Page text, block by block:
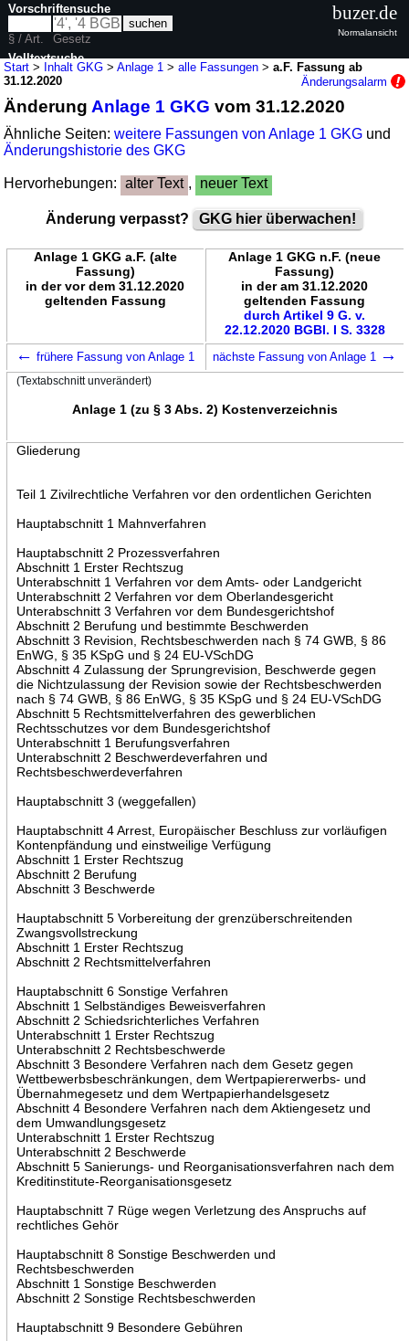
Start > Inhalt GKG >Anlage 1 >alle Fassungen >a.F. Fassung ab
31.12.2020
Änderungsalarm
Änderung Anlage 1 GKG vom 31.12.2020
Ähnliche Seiten:weitere Fassungen von Anlage 1 GKG und
Änderungshistorie des GKG
Hervorhebungen: alter Text , neuer Text
Änderung verpasst? GKG hier überwachen!
Anlage 1 GKG a.F. (alte
Fassung)
in der vor dem 31.12.2020
geltenden Fassung
Anlage 1 GKG n.F. (neue
Fassung)
in der am 31.12.2020
geltenden Fassung
durch Artikel 9 G. v.
22.12.2020 BGBl. I S. 3328
← frühere Fassung von Anlage 1 nächste Fassung von Anlage 1 →
(Textabschnitt unverändert)
Anlage 1 (zu § 3 Abs. 2) Kostenverzeichnis
Gliederung
Teil 1 Zivilrechtliche Verfahren vor den ordentlichen Gerichten
Hauptabschnitt 1 Mahnverfahren
Hauptabschnitt 2 Prozessverfahren
Abschnitt 1 Erster Rechtszug
Unterabschnitt 1 Verfahren vor dem Amts- oder Landgericht
Unterabschnitt 2 Verfahren vor dem Oberlandesgericht
Unterabschnitt 3 Verfahren vor dem Bundesgerichtshof
Abschnitt 2 Berufung und bestimmte Beschwerden
Abschnitt 3 Revision, Rechtsbeschwerden nach § 74 GWB, § 86
EnWG, § 35 KSpG und § 24 EU-VSchDG
Abschnitt 4 Zulassung der Sprungrevision, Beschwerde gegen
die Nichtzulassung der Revision sowie der Rechtsbeschwerden
nach § 74 GWB, § 86 EnWG, § 35 KSpG und § 24 EU-VSchDG
Abschnitt 5 Rechtsmittelverfahren des gewerblichen
Rechtsschutzes vor dem Bundesgerichtshof
Unterabschnitt 1 Berufungsverfahren
Unterabschnitt 2 Beschwerdeverfahren und
Rechtsbeschwerdeverfahren
Hauptabschnitt 3 (weggefallen)
Hauptabschnitt 4 Arrest, Europäischer Beschluss zur vorläufigen
Kontenpfändung und einstweilige Verfügung
Abschnitt 1 Erster Rechtszug
Abschnitt 2 Berufung
Abschnitt 3 Beschwerde
Hauptabschnitt 5 Vorbereitung der grenzüberschreitenden
Zwangsvollstreckung
Abschnitt 1 Erster Rechtszug
Abschnitt 2 Rechtsmittelverfahren
Hauptabschnitt 6 Sonstige Verfahren
Abschnitt 1 Selbständiges Beweisverfahren
Abschnitt 2 Schiedsrichterliches Verfahren
Unterabschnitt 1 Erster Rechtszug
Unterabschnitt 2 Rechtsbeschwerde
Abschnitt 3 Besondere Verfahren nach dem Gesetz gegen
Wettbewerbsbeschränkungen, dem Wertpapiererwerbs- und
Übernahmegesetz und dem Wertpapierhandelsgesetz
Abschnitt 4 Besondere Verfahren nach dem Aktiengesetz und
dem Umwandlungsgesetz
Unterabschnitt 1 Erster Rechtszug
Unterabschnitt 2 Beschwerde
Abschnitt 5 Sanierungs- und Reorganisationsverfahren nach dem
Kreditinstitute-Reorganisationsgesetz
Hauptabschnitt 7 Rüge wegen Verletzung des Anspruchs auf
rechtliches Gehör
Hauptabschnitt 8 Sonstige Beschwerden und
Rechtsbeschwerden
Abschnitt 1 Sonstige Beschwerden
Abschnitt 2 Sonstige Rechtsbeschwerden
Hauptabschnitt 9 Besondere Gebühren
Vorschriftensuche
§ / Art.
Gesetz
Volltextsuche
buzer.de
Normalansicht